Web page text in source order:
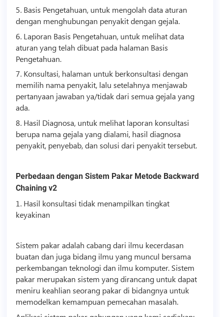
5. Basis Pengetahuan, untuk mengolah data aturan
dengan menghubungan penyakit dengan gejala.
6. Laporan Basis Pengetahuan, untuk melihat data
aturan yang telah dibuat pada halaman Basis
Pengetahuan.
7. Konsultasi, halaman untuk berkonsultasi dengan
memilih nama penyakit, lalu setelahnya menjawab
pertanyaan jawaban ya/tidak dari semua gejala yang
ada.
8. Hasil Diagnosa, untuk melihat laporan konsultasi
berupa nama gejala yang dialami, hasil diagnosa
penyakit, penyebab, dan solusi dari penyakit tersebut.
Perbedaan dengan Sistem Pakar Metode Backward
Chaining v2
1. Hasil konsultasi tidak menampilkan tingkat
keyakinan
Sistem pakar adalah cabang dari ilmu kecerdasan
buatan dan juga bidang ilmu yang muncul bersama
perkembangan teknologi dan ilmu komputer. Sistem
pakar merupakan sistem yang dirancang untuk dapat
meniru keahlian seorang pakar di bidangnya untuk
memodelkan kemampuan pemecahan masalah.